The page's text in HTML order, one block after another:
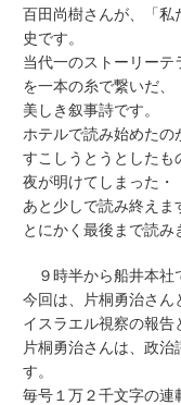
百田尚樹さんが、「私
史です。
当代一のストーリーテ
を一本の糸で繋いだ、
美しき叙事詩です。
ホテルで読み始めたの
すこしうとうとしたも
夜が明けてしまった・
あと少しで読み終えま
とにかく最後まで読み
９時半から船井本社
今回は、片桐勇治さん
イスラエル視察の報告
片桐勇治さんは、政
す。
毎号１万２千文字の連